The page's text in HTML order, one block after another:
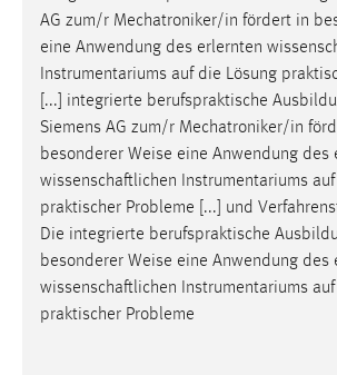
AG zum/r Mechatroniker/in fördert in
eine Anwendung des erlernten
Instrumentariums auf die Lösung
[...] integrierte berufspraktische
Siemens AG zum/r Mechatroniker/in
besonderer Weise eine Anwendung des
wissenschaftlichen Instrumentariums
praktischer Probleme [...] und
Die integrierte berufspraktische
besonderer Weise eine Anwendung des
wissenschaftlichen Instrumentariums
praktischer Probleme